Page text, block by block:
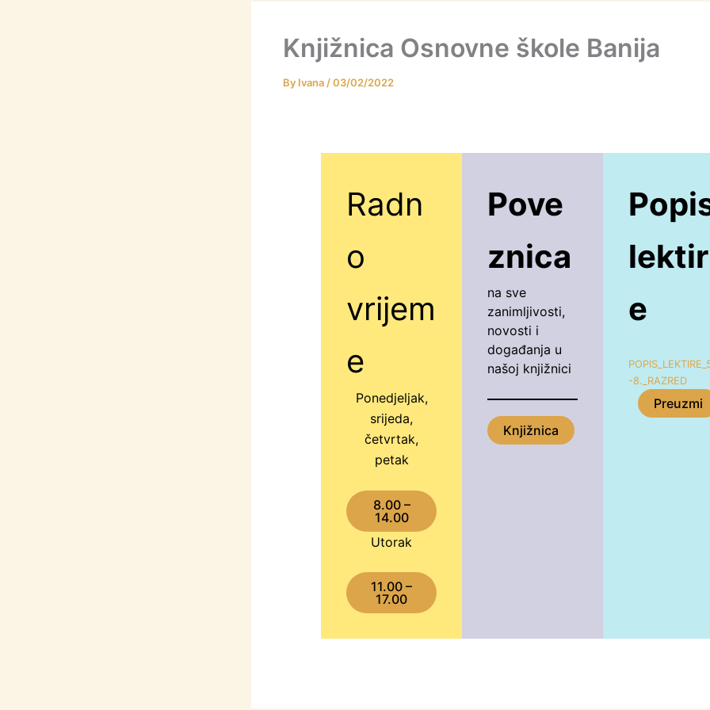
Knjižnica Osnovne škole Banija
By Ivana /03/02/2022
Radn
o
vrijem
e
Ponedjeljak,
srijeda,
četvrtak,
petak
8.00 –
14.00
Utorak
11.00 –
17.00
Pove
znica
na sve
zanimljivosti,
novosti i
događanja u
našoj knjižnici
Knjižnica
lektir
e
-8._RAZRED
Preuzmi